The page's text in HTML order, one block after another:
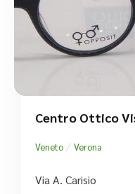
Centro Ottico
Veneto / Verona
Via A. Carisio